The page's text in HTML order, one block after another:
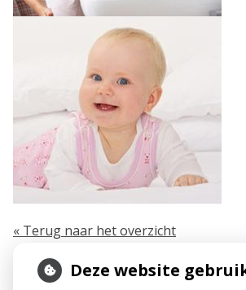
« Terug naar het overzicht
Deze website